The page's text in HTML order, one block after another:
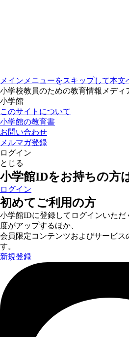
メインメニューをスキップして本文
小学校教員のための教育情報メディ
小学館
このサイトについて
小学館の教育書
お問い合わせ
メルマガ登録
ログイン
とじる
小学館IDをお持ちの方
ログイン
初めてご利用の方
小学館IDに登録してログインいた
度がアップするほか、
会員限定コンテンツおよびサービス
す。
新規登録